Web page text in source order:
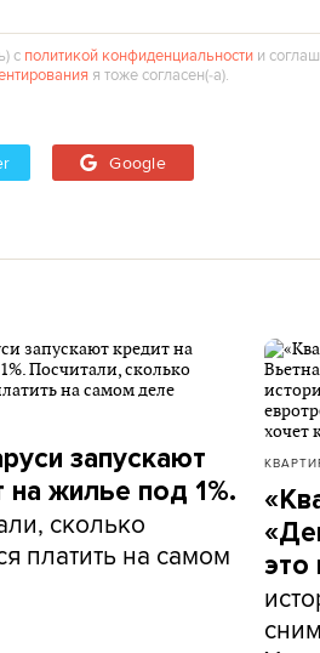
с политикой конфиденциальности и
я тоже согласен(‑а).
Google
запускают
на жилье под 1%.
сколько
платить на самом
это